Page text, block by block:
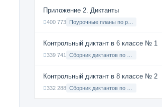
Приложение 2. Диктанты
400 773
Контрольный диктант в 6 классе № 1
339 741
Контрольный диктант в 8 классе № 2
332 288